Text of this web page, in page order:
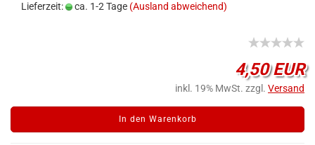
Lieferzeit: ca. 1-2 Tage (Ausland abweichend)
4,50 EUR
inkl. 19% MwSt. zzgl. Versand
In den Warenkorb